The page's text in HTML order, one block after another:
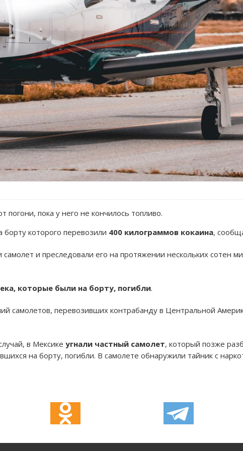
погони, пока у него не кончилось топливо.
которого перевозили 400 килограммов кокаина,
и преследовали его на протяжении нескольких сотен
которые были на борту, погибли.
самолетов, перевозивших контрабанду в Центральной
в Мексике угнали частный самолет, который позже
на борту, погибли. В самолете обнаружили тайник с